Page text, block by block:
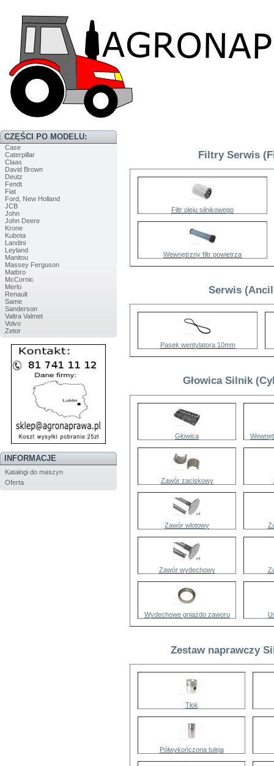
CZĘŚCI PO MODELU:
Case
Caterpillar
Claas
David Brown
Deutz
Fendt
Fiat
Ford, New Holland
JCB
John
John Deere
Krone
Kubota
Landini
Leyland
Manitou
Massey Ferguson
Matbro
McCornic
Merlo
Renault
Same
Sanderson
Valtra Valmet
Volvo
Zetor
INFORMACJE
Katalogi do maszyn
Oferta
Filtry Serwis
Filtr oleju silnikowego
Wewnętrzny filtr powietrza
Serwis
Pasek wentylatora 10mm
Głowica Silnik
Głowica
Zawór zaciskowy
Zawór wlotowy
Zawór wydechowy
Wydechowe gniazdo zaworu
Zestaw naprawczy
Tłok
Półwykończona tuleja